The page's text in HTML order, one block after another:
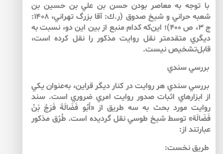
با توجه به معاصر بودن حسن بن علي بن حسين بن
شعبه حراني و شيخ صدوق (ر.ك: آقا بزرگ تهراني، ۱۴۰۸:
ج ۳، ص ۴۰۰)؛ اين‌كه كدام منبع از بين اين دو، نسبت به
ديگري متقدم­تر نقل روايت مذكور را نقل كرده است،
قابل‌تشخيص نيست.
بررسي سندي
بررسي سندي هر روايت در كنار ديگر قراين، به‌عنوان يكي
از ابزارهاي اثبات صدور روايت امري ضروري است. سند
روايت مورد بحث به سه طريق از «أَبُو فَضَالَةَ فَرَجُ بْنُ
فَضَالَة» توسط شيخ طوسي نقل گرديده است. طُرُق مذكور
عبارتند از:
طريق نخست: